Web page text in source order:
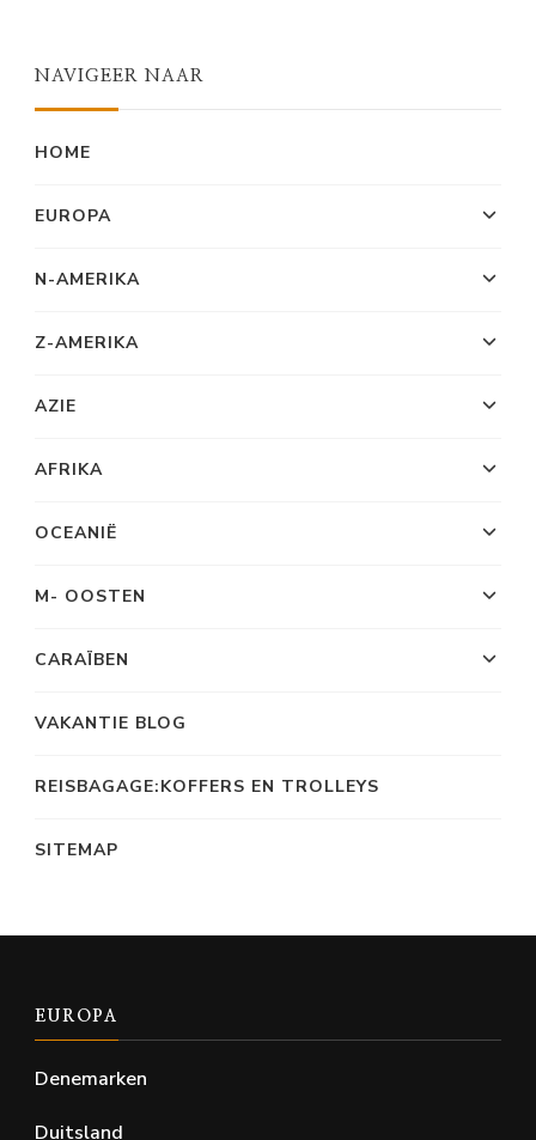
NAVIGEER NAAR
HOME
EUROPA
N-AMERIKA
Z-AMERIKA
AZIE
AFRIKA
OCEANIË
M- OOSTEN
CARAÏBEN
VAKANTIE BLOG
REISBAGAGE:KOFFERS EN TROLLEYS
SITEMAP
EUROPA
Denemarken
Duitsland